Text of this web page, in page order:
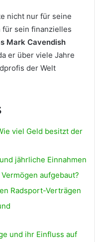
nicht nur für seine
sein finanzielles
Mark Cavendish
er über viele Jahre
der Welt
viel Geld besitzt der
jährliche Einnahmen
aufgebaut?
Radsport-Verträgen
und ihr Einfluss auf